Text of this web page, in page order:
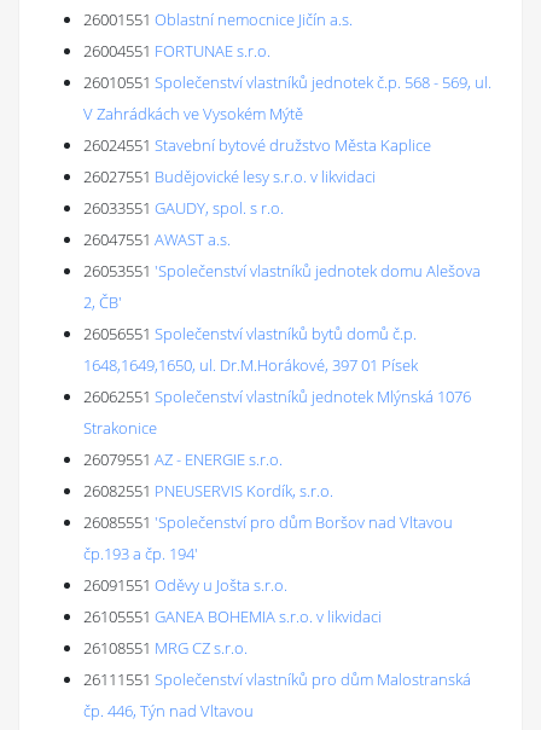
26001551 Oblastní nemocnice Jičín a.s.
26004551 FORTUNAE s.r.o.
26010551 Společenství vlastníků jednotek č.p. 568 - 569, ul.
V Zahrádkách ve Vysokém Mýtě
26024551 Stavební bytové družstvo Města Kaplice
26027551 Budějovické lesy s.r.o. v likvidaci
26033551 GAUDY, spol. s r.o.
26047551 AWAST a.s.
26053551 'Společenství vlastníků jednotek domu Alešova
2, ČB'
26056551 Společenství vlastníků bytů domů č.p.
1648,1649,1650, ul. Dr.M.Horákové, 397 01 Písek
26062551 Společenství vlastníků jednotek Mlýnská 1076
Strakonice
26079551 AZ - ENERGIE s.r.o.
26082551 PNEUSERVIS Kordík, s.r.o.
26085551 'Společenství pro dům Boršov nad Vltavou
čp.193 a čp. 194'
26091551 Oděvy u Jošta s.r.o.
26105551 GANEA BOHEMIA s.r.o. v likvidaci
26108551 MRG CZ s.r.o.
26111551 Společenství vlastníků pro dům Malostranská
čp. 446, Týn nad Vltavou